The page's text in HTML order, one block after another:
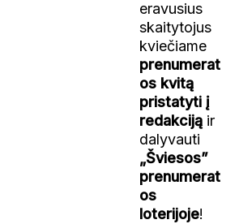
eravusius
skaitytojus
kviečiame
prenumerat
os kvitą
pristatyti į
redakciją ir
dalyvauti
„Šviesos”
prenumerat
os
loterijoje!